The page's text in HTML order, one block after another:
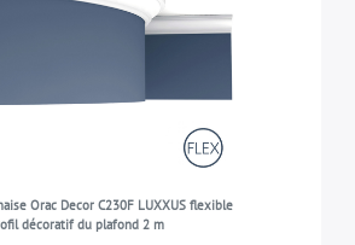
Orac Decor C230F LUXXUS flexible
décoratif du plafond 2 m